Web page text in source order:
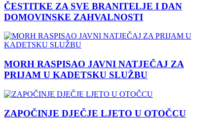
ČESTITKE ZA SVE BRANITELJE I DAN
DOMOVINSKE ZAHVALNOSTI
MORH RASPISAO JAVNI NATJEČAJ ZA
PRIJAM U KADETSKU SLUŽBU
ZAPOČINJE DJEČJE LJETO U OTOČCU